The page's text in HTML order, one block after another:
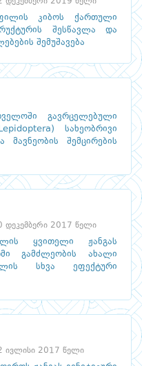
კიბოს ქართული
შესწავლა და
შემუშავება
გავრცელებული
სახეობრივი
მავნეობის შემცირების
დეკემბერი 2017 წელი
ყვითელი ჟანგას
გამძლეობის ახალი
სხვა ეფექტური
ივლისი 2017 წელი